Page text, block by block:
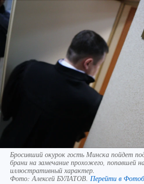
Бросивший окурок гость Минска пойдет
брани на замечание прохожего, попавшей
иллюстративный характер.
Фото:Алексей БУЛАТОВ. Перейти в